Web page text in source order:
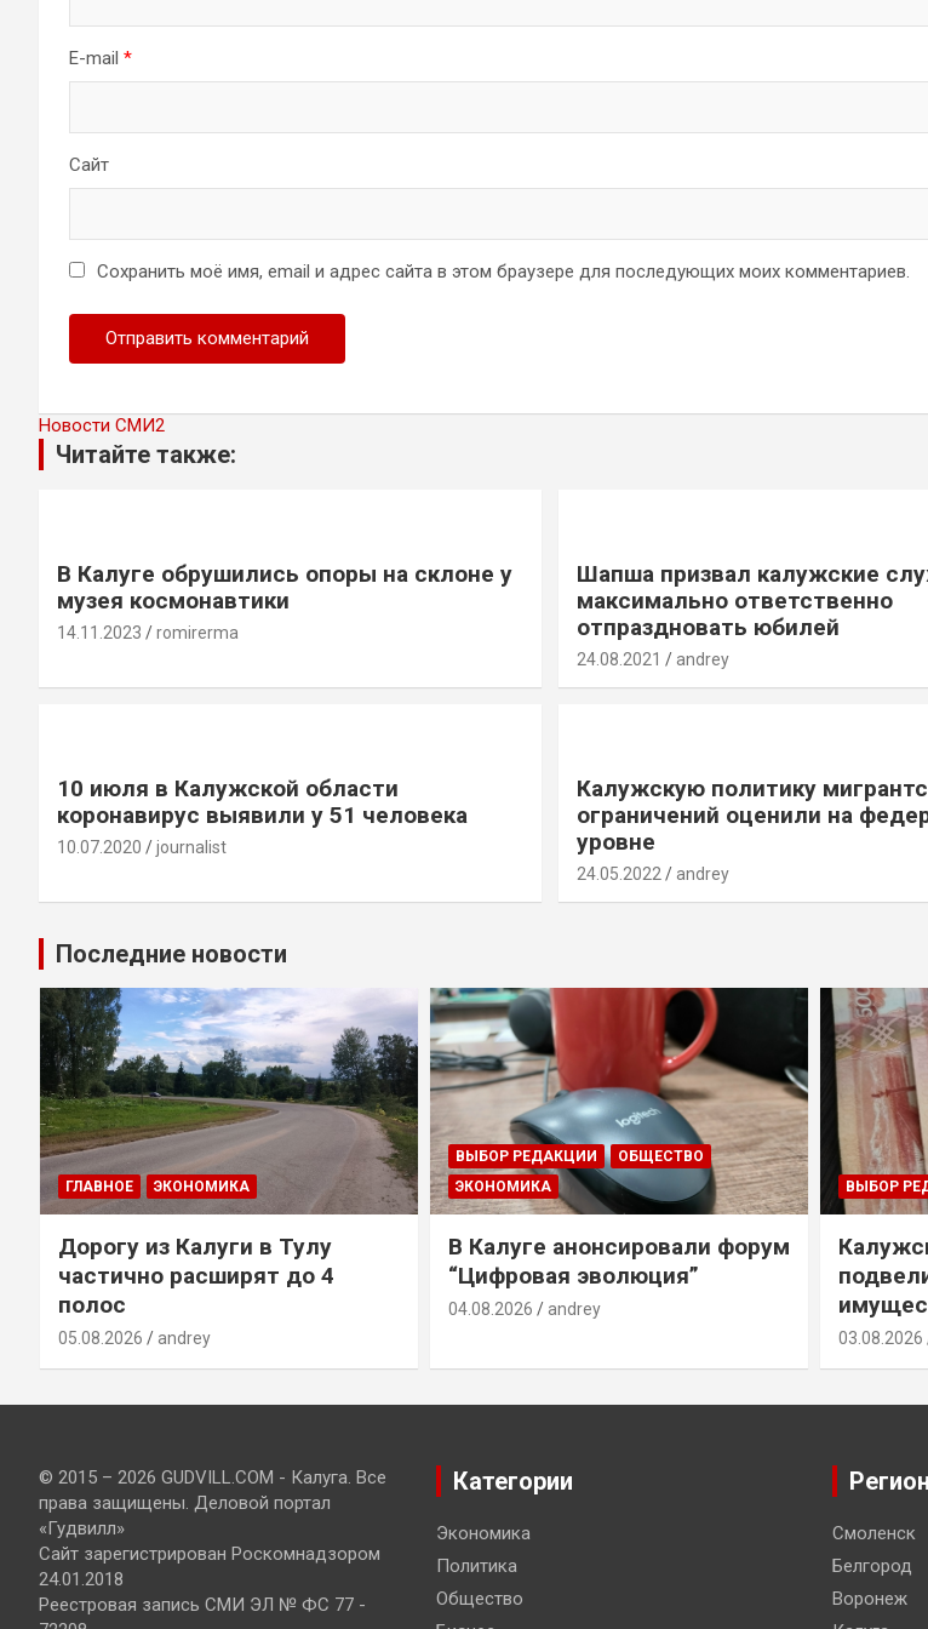
E-mail *
Сайт
Сохранить моё имя, email и адрес сайта в этом браузере для последующих моих комментариев.
Новости СМИ2
Читайте также:
В Калуге обрушились опоры на склоне у
музея космонавтики
14.11.2023 romirerma
Шапша призвал калужские
максимально ответственно
отпраздновать юбилей
24.08.2021 andrey
10 июля в Калужской области
коронавирус выявили у 51 человека
10.07.2020 journalist
Калужскую политику
ограничений оценили на
уровне
24.05.2022 andrey
Последние новости
ГЛАВНОЕ ЭКОНОМИКА
Дорогу из Калуги в Тулу
частично расширят до 4
полос
05.08.2026 andrey
ВЫБОР РЕДАКЦИИ
ОБЩЕСТВО
ЭКОНОМИКА
В Калуге анонсировали форум
“Цифровая эволюция”
04.08.2026 andrey
ВЫБОР
03.08.2026
© 2015 – 2026 GUDVILL.COM - Калуга. Все
права защищены. Деловой портал
«Гудвилл»
Сайт зарегистрирован Роскомнадзором
24.01.2018
Реестровая запись СМИ ЭЛ № ФС 77 -
Категории
Экономика
Политика
Общество
Смоленск
Белгород
Воронеж